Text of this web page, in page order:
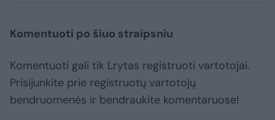
Komentuoti po šiuo straipsniu
Komentuoti gali tik Lrytas registruoti vartotojai.
Prisijunkite prie registruotų vartotojų
bendruomenės ir bendraukite komentaruose!